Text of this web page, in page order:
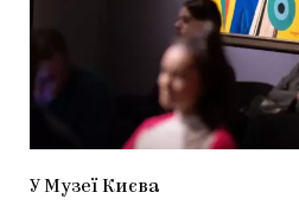
МАРІУПОЛЬСЬКІ
ДОСЛІДНИЦЬКА
У Музеї Києва